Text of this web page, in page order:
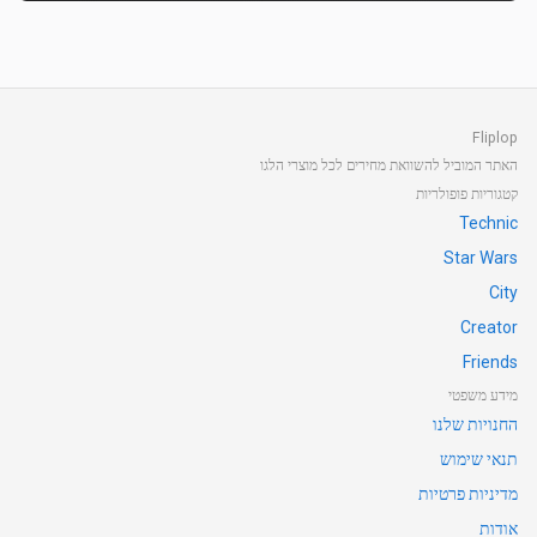
Fliplop
האתר המוביל להשוואת מחירים לכל מוצרי הלגו
קטגוריות פופולריות
Technic
Star Wars
City
Creator
Friends
מידע משפטי
החנויות שלנו
תנאי שימוש
מדיניות פרטיות
אודות